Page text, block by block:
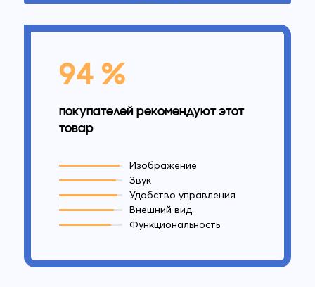
94 %
покупателей рекомендуют этот
товар
Изображение
Звук
Удобство управления
Внешний вид
Функциональность